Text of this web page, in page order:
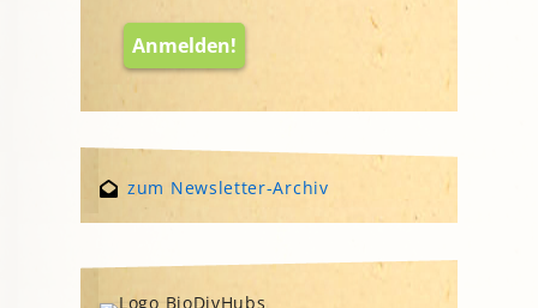
zum Newsletter-Archiv